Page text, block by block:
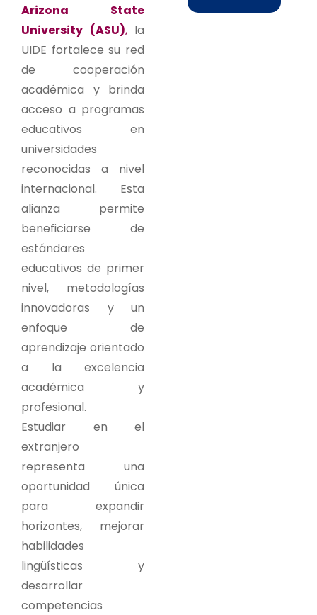
Arizona State
University (ASU),la
UIDE fortalece su red
de cooperación
académica y brinda
acceso a programas
educativos en
universidades
reconocidas a nivel
internacional. Esta
alianza permite
beneficiarse de
estándares
educativos de primer
nivel, metodologías
innovadoras y un
enfoque de
aprendizaje orientado
a la excelencia
académica y
profesional.
Estudiar en el
extranjero
representa una
oportunidad única
para expandir
horizontes, mejorar
habilidades
lingüísticas y
desarrollar
competencias